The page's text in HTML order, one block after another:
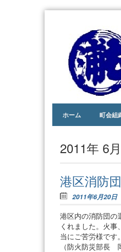
芝
浦
一
丁
目
町
会
おは
よ
う、
こん
にち
わ、
あり
がと
う。
さつ
街。
ホーム 町会組
2011年 6月
港区消防
2011年6月20日
港区内の消防団の
くれました。火
当にご苦労様です。
（防火防災部長